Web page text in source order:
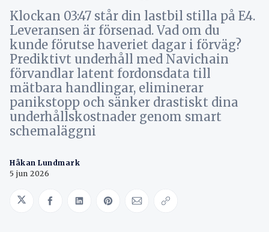
Klockan 03:47 står din lastbil stilla på E4.
Leveransen är försenad. Vad om du
kunde förutse haveriet dagar i förväg?
Prediktivt underhåll med Navichain
förvandlar latent fordonsdata till
mätbara handlingar, eliminerar
panikstopp och sänker drastiskt dina
underhållskostnader genom smart
schemaläggni
Håkan Lundmark
5 jun 2026
Share on Twitter
Share on Facebook
Share on LinkedIn
Share on Pinterest
Share via Email
Copy link